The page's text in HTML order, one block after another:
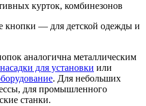
курток, комбинезонов
кнопки — для детской одежды и
аналогична металлическим
для установки или
. Для небольших
для промышленного
станки.